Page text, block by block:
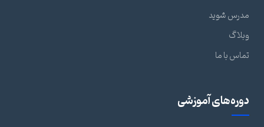
مدرس شوید
وبلاگ
تماس با ما
دوره‌های آموزشی